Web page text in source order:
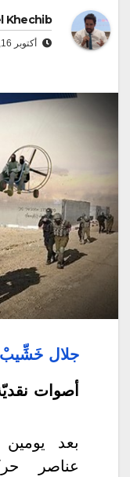
Khechib
أكتوبر 16, 2023
جلال خَشِّيبْ
أصوات
بعد
عناصر